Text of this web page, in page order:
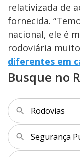
relativizada de
fornecida.
nacional, ele é
rodoviária
diferentes em
Busque no
Rodovias
Segurança